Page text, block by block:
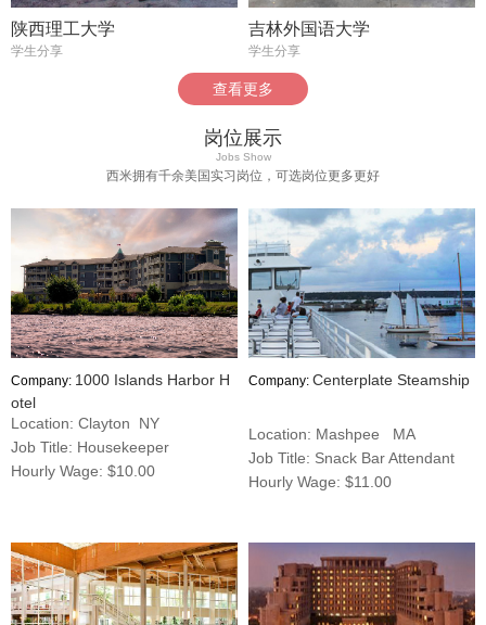
陕西理工大学
学生分享
吉林外国语大学
学生分享
查看更多
岗位展示
Jobs Show
西米拥有千余美国实习岗位，可选岗位更多更好
Company: 1000 Islands Harbor H
otel
Location: Clayton NY
Job Title: Housekeeper
Hourly Wage: $10.00
Company: Centerplate Steamship
Location: Mashpee MA
Job Title: Snack Bar Attendant
Hourly Wage: $11.00